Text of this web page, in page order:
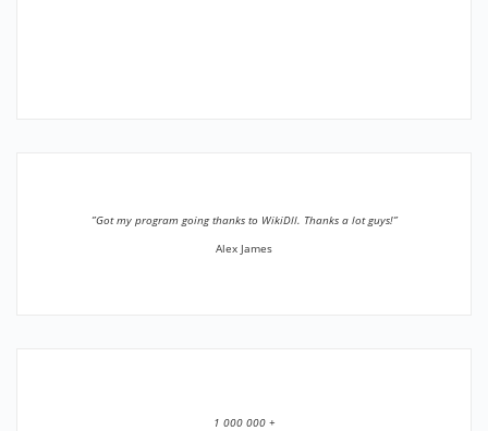
”Got my program going thanks to WikiDll. Thanks a lot guys!”
Alex James
1 000 000 +